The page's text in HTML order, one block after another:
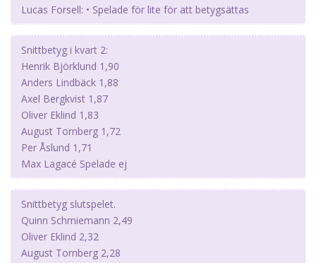
Snittbetyg slutspelet.
Quinn Schmiemann 2,49
Oliver Eklind 2,32
August Tornberg 2,28
Henrik Björklund 2,25
Per Åslund 2,13
Åslund har fått lägst betyg i bägge kvartarna när VF läsarna gett
spelarna betyg.
Jag hoppas inte Åslund får spela på grund av gamla meriter. Med
den form Åslund visat upp sista tiden så platsar han inte bland
12 forwards. Det är läge att testa Emil Alba tillsammans med
Eklind och Björklund istället.